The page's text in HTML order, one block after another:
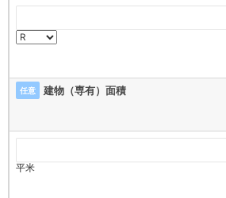
任意 建物（専有）面積
平米